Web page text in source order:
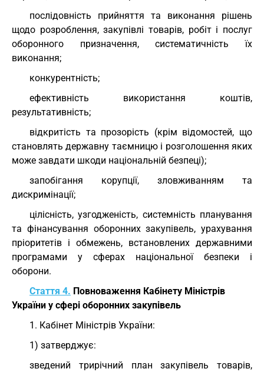
послідовність прийняття та виконання рішень
щодо розроблення, закупівлі товарів, робіт і послуг
оборонного призначення, систематичність їх
виконання;
конкурентність;
ефективність використання коштів,
результативність;
відкритість та прозорість (крім відомостей, що
становлять державну таємницю і розголошення яких
може завдати шкоди національній безпеці);
запобігання корупції, зловживанням та
дискримінації;
цілісність, узгодженість, системність планування
та фінансування оборонних закупівель, урахування
пріоритетів і обмежень, встановлених державними
програмами у сферах національної безпеки і
оборони.
Стаття 4. Повноваження Кабінету Міністрів
України у сфері оборонних закупівель
1. Кабінет Міністрів України:
1) затверджує:
зведений трирічний план закупівель товарів,